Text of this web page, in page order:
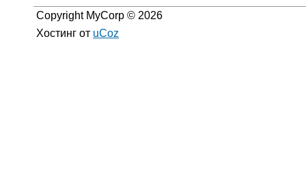
Copyright MyCorp © 2026
Хостинг от uCoz